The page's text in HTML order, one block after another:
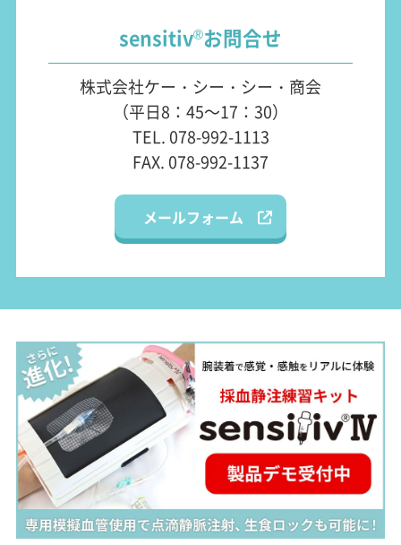
sensitiv®お問合せ
株式会社ケー・シー・シー・商会
（平日8：45～17：30）
TEL. 078-992-1113
FAX. 078-992-1137
メールフォーム